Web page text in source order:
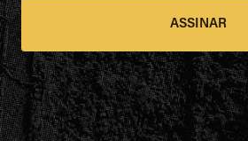
ASSINAR